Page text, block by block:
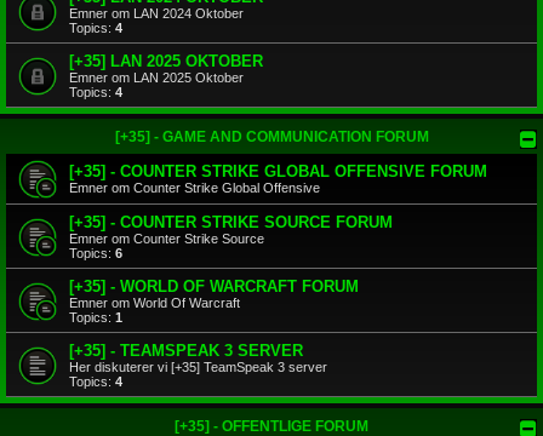
Emner om LAN 2024 Oktober
Topics: 4
[+35] LAN 2025 OKTOBER
Emner om LAN 2025 Oktober
Topics: 4
[+35] - GAME AND COMMUNICATION FORUM
[+35] - COUNTER STRIKE GLOBAL OFFENSIVE FORUM
Emner om Counter Strike Global Offensive
[+35] - COUNTER STRIKE SOURCE FORUM
Emner om Counter Strike Source
Topics: 6
[+35] - WORLD OF WARCRAFT FORUM
Emner om World Of Warcraft
Topics: 1
[+35] - TEAMSPEAK 3 SERVER
Her diskuterer vi [+35] TeamSpeak 3 server
Topics: 4
[+35] - OFFENTLIGE FORUM